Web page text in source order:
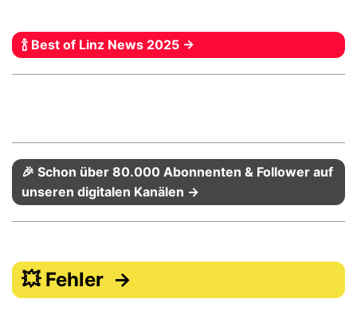
🍾 Best of Linz News 2025 →
🎉 Schon über 80.000 Abonnenten & Follower auf
unseren digitalen Kanälen →
💥 Fehler →